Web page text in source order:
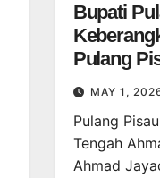
Bupati
Pulang
MAY 1,
Pulang
Tengah
Ahmad